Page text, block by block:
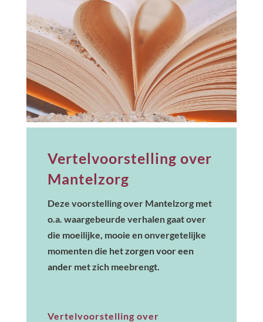
Vertelvoorstelling over
Mantelzorg
Deze voorstelling over Mantelzorg met
o.a. waargebeurde verhalen gaat over
die moeilijke, mooie en onvergetelijke
momenten die hetzorgen voor een
ander met zich meebrengt.
Vertelvoorstelling over